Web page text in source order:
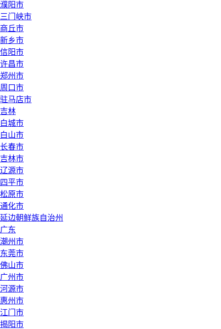
濮阳市
三门峡市
商丘市
新乡市
信阳市
许昌市
郑州市
周口市
驻马店市
吉林
白城市
白山市
长春市
吉林市
辽源市
四平市
松原市
通化市
延边朝鲜族自治州
广东
潮州市
东莞市
佛山市
广州市
河源市
惠州市
江门市
揭阳市